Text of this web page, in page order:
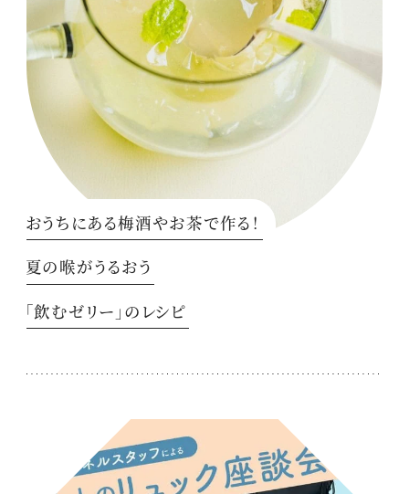
おうちにある梅酒やお茶で作る！
夏の喉がうるおう
「飲むゼリー」のレシピ